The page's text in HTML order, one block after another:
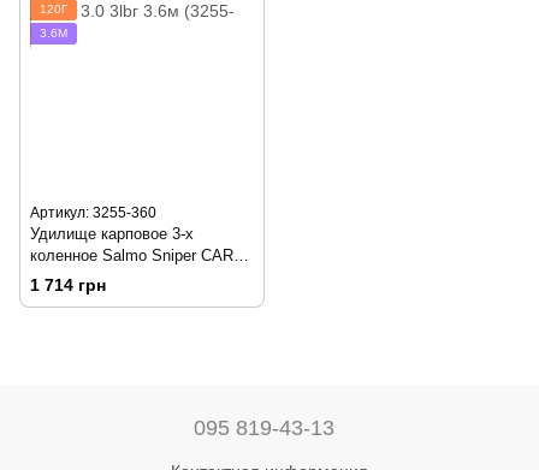
120Г
3.6М
Артикул: 3255-360
Удилище карповое 3-х
коленное Salmo Sniper CARP
3.0 3lbг 3.6м (3255-360)
1 714 грн
095 819-43-13